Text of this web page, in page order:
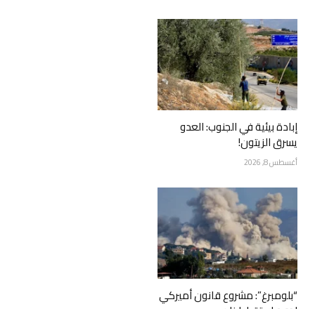
إبادة بيئية في الجنوب: العدو
يسرق الزيتون!
أغسطس 8, 2026
“بلومبرغ”: مشروع قانون أميركي